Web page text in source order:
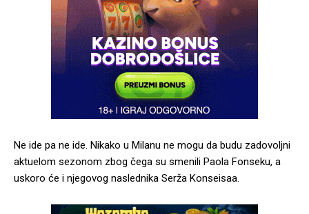
Ne ide pa ne ide. Nikako u Milanu ne mogu da budu zadovoljni
aktuelom sezonom zbog čega su smenili Paola Fonseku, a
uskoro će i njegovog naslednika Serža Konseisaa.